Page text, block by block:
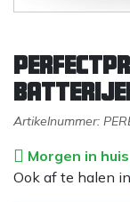
Artikelnummer:
Morgen in huis
Ook af te halen in